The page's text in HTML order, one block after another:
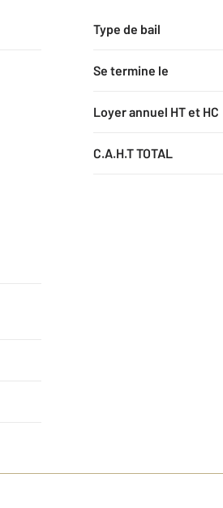
Type de bail
Se termine le
Loyer annuel HT et HC
C.A.H.T TOTAL